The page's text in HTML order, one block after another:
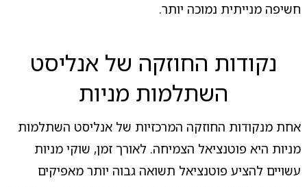
חשיפה מנייתית נמוכה יותר.
נקודות החוזקה של אנליסט
השתלמות מניות
אחת מנקודות החוזקה המרכזיות של אנליסט השתלמות
מניות היא פוטנציאל הצמיחה. לאורך זמן, שוקי מניות
עשויים להציע פוטנציאל תשואה גבוה יותר מאפיקים